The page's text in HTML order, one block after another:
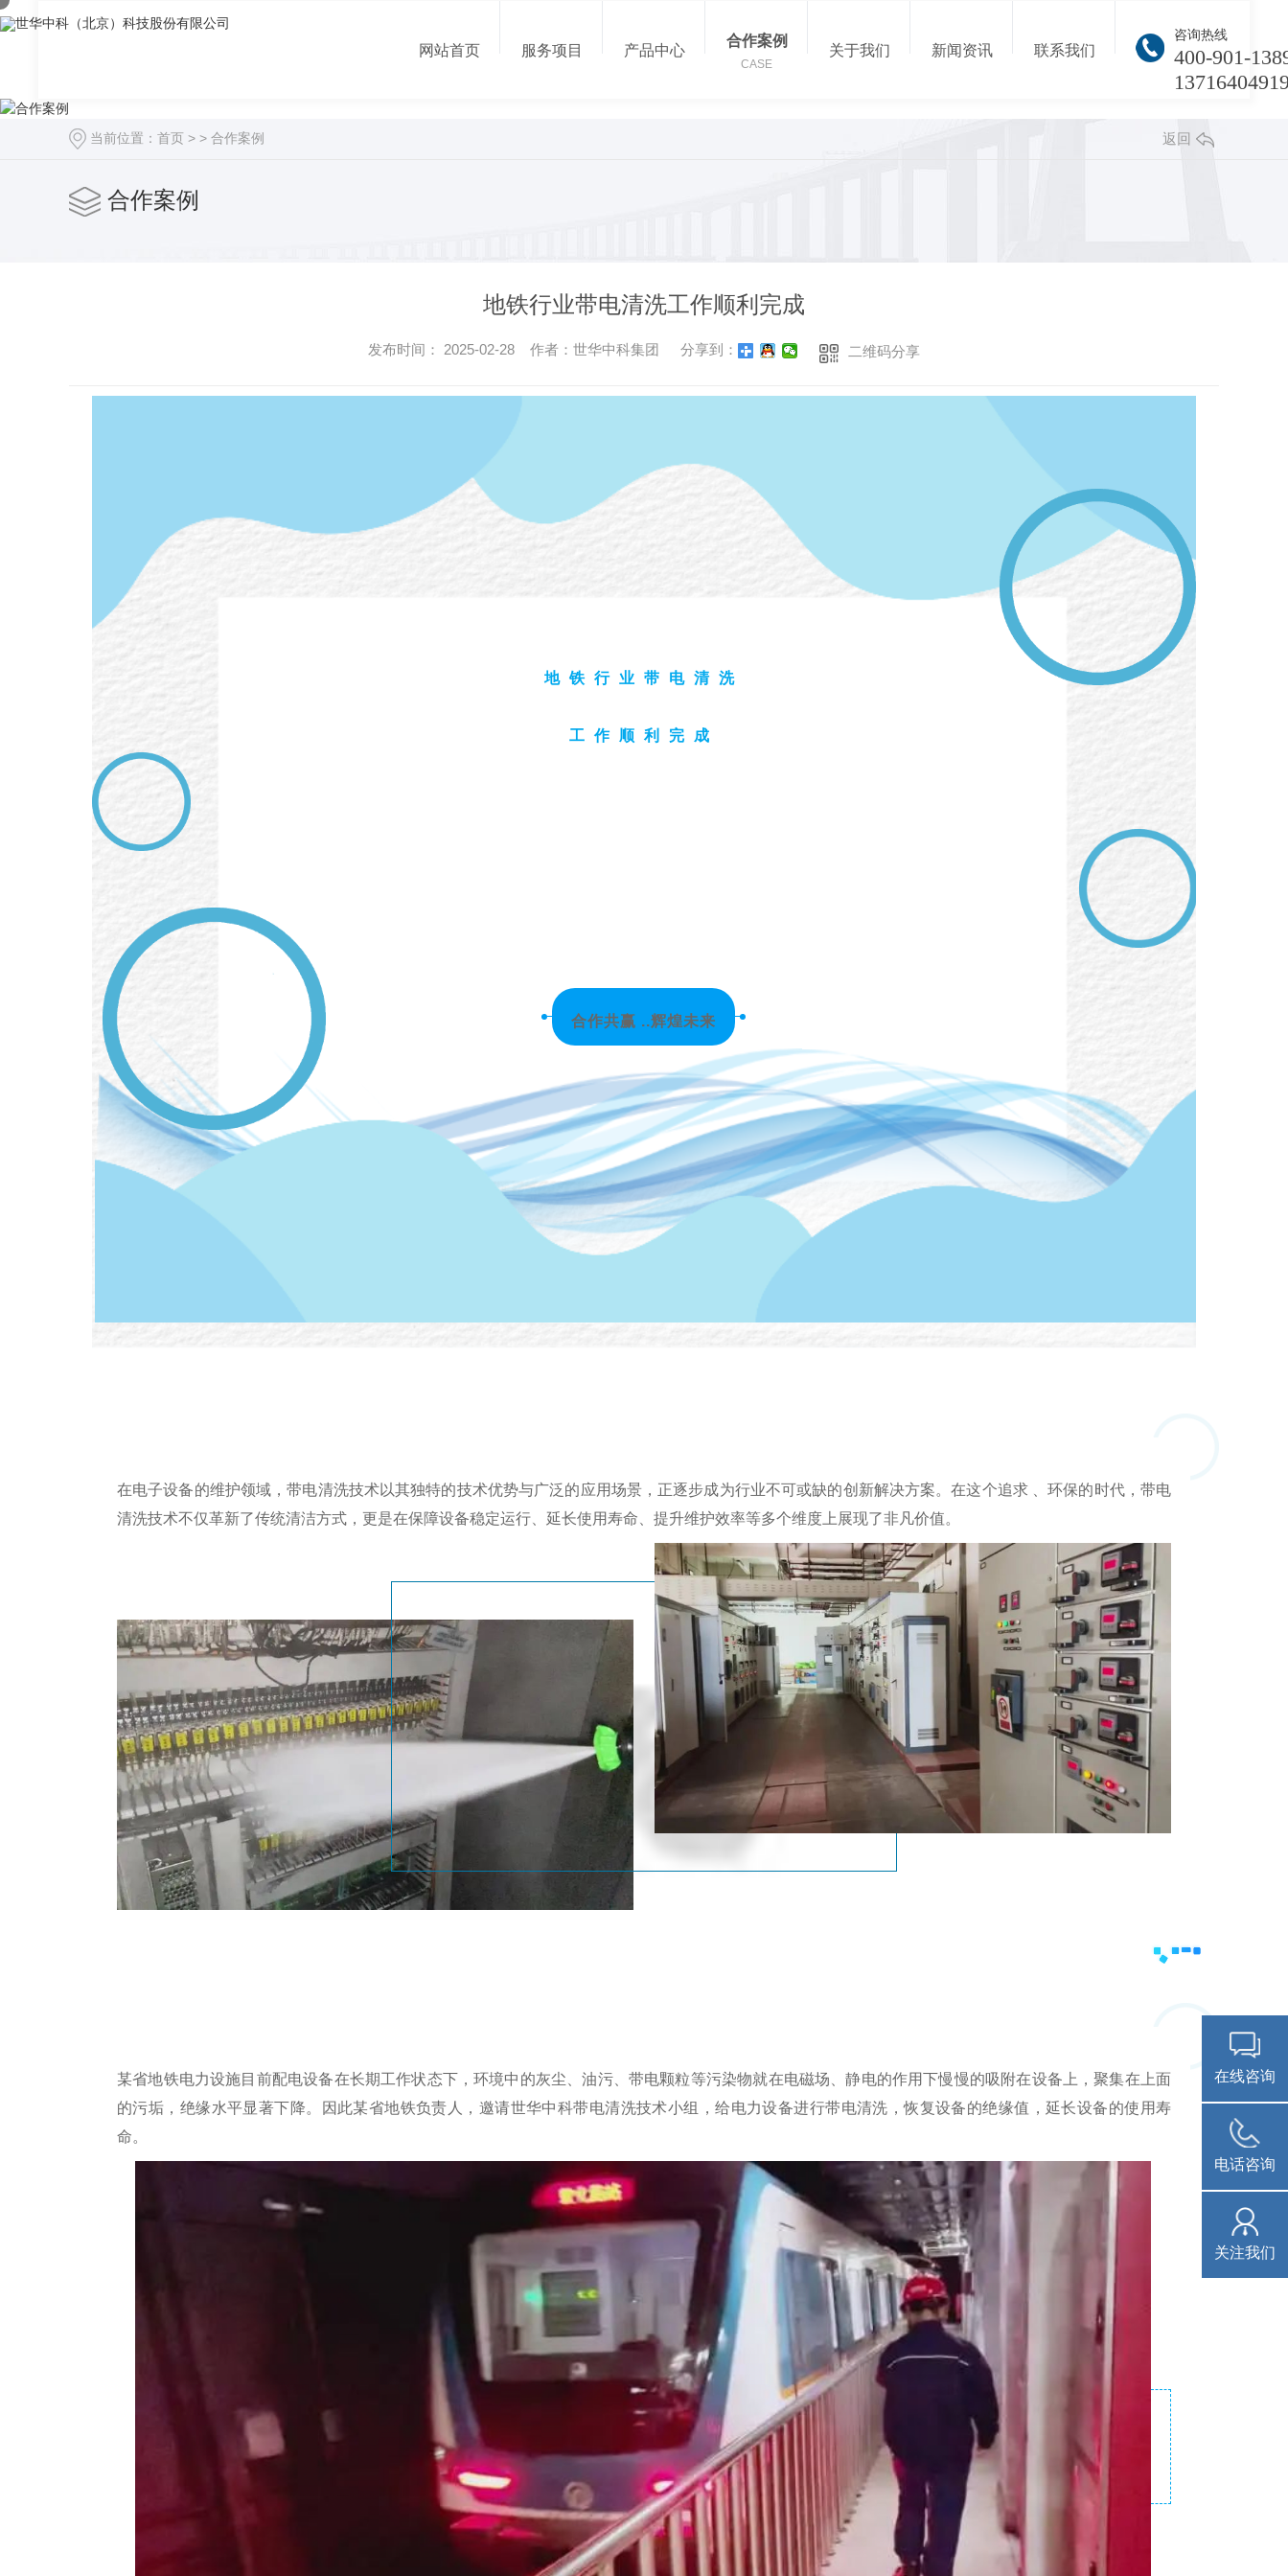
网站首页 服务项目 产品中心
合作案例
CASE
关于我们 新闻资讯 联系我们
咨询热线
400-901-
当前位置： 首页 > > 合作案例 返回
合作案例
地铁行业带电清洗工作顺利完成
发布时间： 2025-02-28 作者：世华中科集团 分享到： 二维码分享
合作共赢 ..辉煌未来
地铁行业带电清洗
工作顺利完成
在电子设备的维护领域，带电清洗技术以其独特的技术优势与广泛的应用场景，正逐步成为行业不可或缺的创新解决方案。在这个追求 、环保的时代，带电
清洗技术不仅革新了传统清洁方式，更是在保障设备稳定运行、延长使用寿命、提升维护效率等多个维度上展现了非凡价值。
某省地铁电力设施目前配电设备在长期工作状态下，环境中的灰尘、油污、带电颗粒等污染物就在电磁场、静电的作用下慢慢的吸附在设备上，聚集在上面
的污垢，绝缘水平显著下降。因此某省地铁负责人，邀请世华中科带电清洗技术小组，给电力设备进行带电清洗，恢复设备的绝缘值，延长设备的使用寿
命。
在线咨询
电话咨询
关注我们